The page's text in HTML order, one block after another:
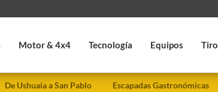
Motor & 4x4 Tecnología Equipos Tiro
De Ushuaia a San Pablo Escapadas Gastronómicas